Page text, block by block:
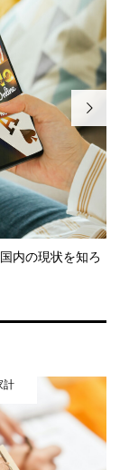
内の現状を知ろ

計